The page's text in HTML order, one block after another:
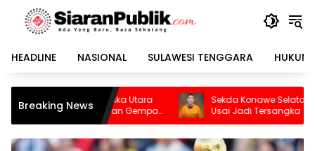
Langsung
konten
HEADLINE
NASIONAL SULAWESI TENGGARA HUKUM
Breaking NewsSekda Konawe Selatan Dinonaktifkan
Usai Jadi Tersangka